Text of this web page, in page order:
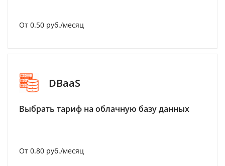
От 0.50 руб./месяц
DBaaS
Выбрать тариф на облачную базу данных
От 0.80 руб./месяц